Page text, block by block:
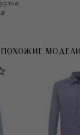
ПОХОЖИЕ МОДЕЛИ